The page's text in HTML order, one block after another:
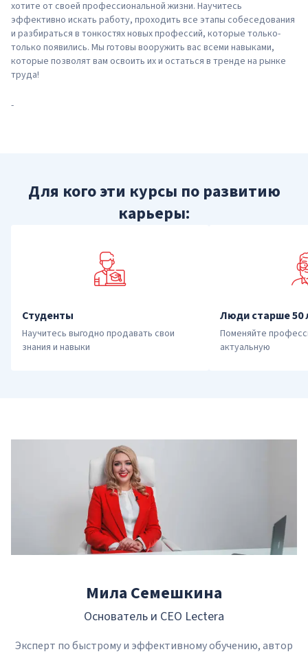
хотите от своей профессиональной жизни. Научитесь
эффективно искать работу, проходить все этапы собеседования
и разбираться в тонкостях новых профессий, которые только-
только появились. Мы готовы вооружить вас всеми навыками,
которые позволят вам освоить их и остаться в тренде на рынке
труда!
-
Для кого эти курсы по развитию
карьеры:
Студенты
Научитесь выгодно продавать свои
знания и навыки
Люди старше 50
Поменяйте
актуальную
Мила Семешкина
Основатель и CEO Lectera
Эксперт по быстрому и эффективному обучению, автор